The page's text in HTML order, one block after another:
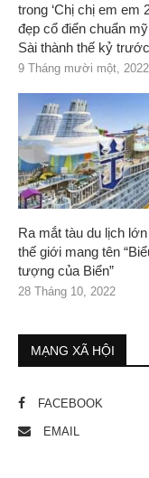
trong ‘Chị chị em em
đẹp cổ điển chuẩn
Sài thành thế kỷ
9 Tháng mười một, 2022
Ra mắt tàu du lịch
thế giới mang tên
tượng của Biển”
28 Tháng 10, 2022
MẠNG XÃ HỘI
FACEBOOK
EMAIL